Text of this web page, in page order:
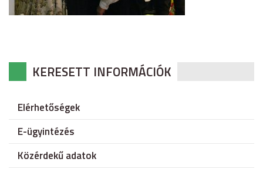
KERESETT INFORMÁCIÓK
Elérhetőségek
E-ügyintézés
Közérdekű adatok